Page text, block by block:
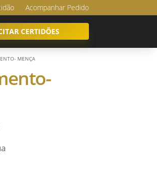
Acompanhar Pedido
CERTIDÕES
MENÇA